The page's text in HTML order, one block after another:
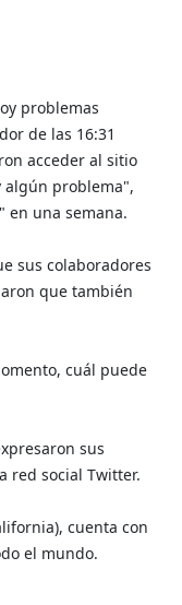
problemas
de las 16:31
acceder al sitio
algún problema",
en una semana.
sus colaboradores
que también
cuál puede
sus
red social Twitter.
cuenta con
el mundo.